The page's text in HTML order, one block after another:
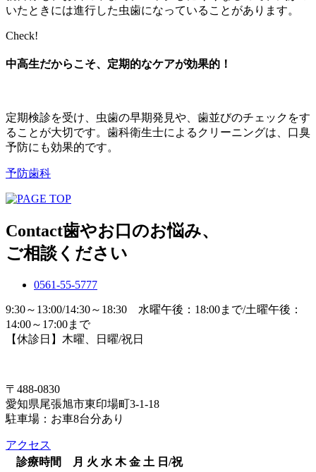
いたときには進行した虫歯になっていることがあります。
Check!
中高生だからこそ、定期的なケアが効果的！
定期検診を受け、虫歯の早期発見や、歯並びのチェックをす
ることが大切です。歯科衛生士によるクリーニングは、口臭
予防にも効果的です。
予防歯科
Contact歯やお口のお悩み、
ご相談ください
0561-55-5777
9:30～13:00/14:30～18:30 水曜午後：18:00まで/土曜午後：
14:00～17:00まで
【休診日】木曜、日曜/祝日
〒488-0830
愛知県尾張旭市東印場町3-1-18
駐車場：お車8台分あり
アクセス
診療時間
月 火 水 木 金 土 日/祝